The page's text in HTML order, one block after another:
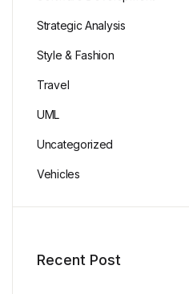
Strategic Analysis
Style & Fashion
Travel
UML
Uncategorized
Vehicles
Recent Post